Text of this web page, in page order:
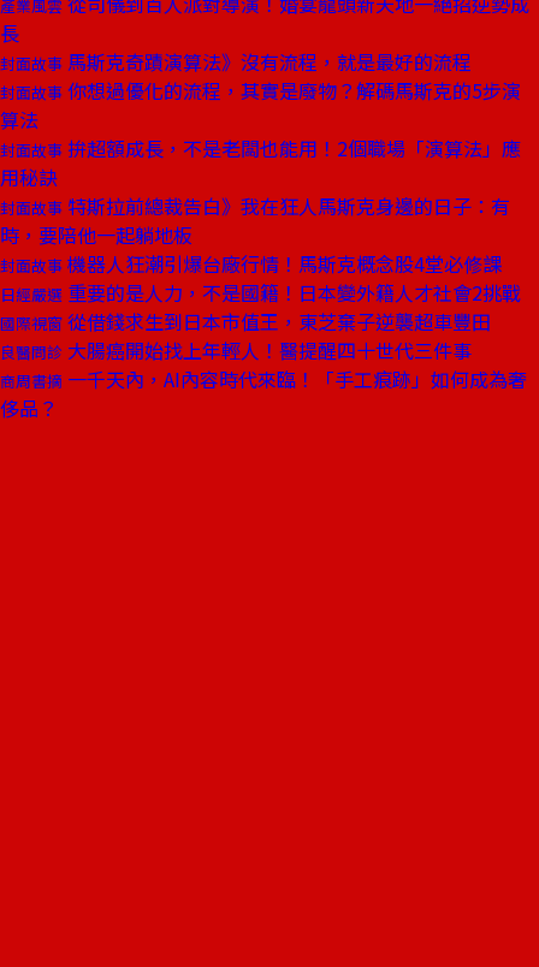
產業風雲
長
封面故事 馬斯克奇蹟演算法》沒有流程，就是最好的流程
封面故事 你想過優化的流程，其實是廢物？解碼馬斯克的5步演
算法
封面故事 拚超額成長，不是老闆也能用！2個職場「演算法」應
用秘訣
封面故事 特斯拉前總裁告白》我在狂人馬斯克身邊的日子：有
時，要陪他一起躺地板
封面故事 機器人狂潮引爆台廠行情！馬斯克概念股4堂必修課
日經嚴選 重要的是人力，不是國籍！日本變外籍人才社會2挑戰
國際視窗 從借錢求生到日本市值王，東芝棄子逆襲超車豐田
良醫問診 大腸癌開始找上年輕人！醫提醒四十世代三件事
商周書摘 一千天內，AI內容時代來臨！「手工痕跡」如何成為奢
侈品？